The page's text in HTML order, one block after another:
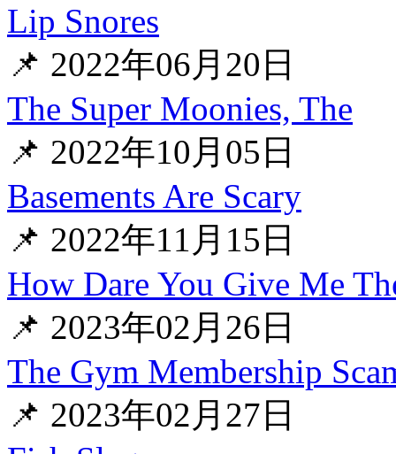
Lip Snores
📌 2022年06月20日
The Super Moonies, The
📌 2022年10月05日
Basements Are Scary
📌 2022年11月15日
How Dare You Give Me
📌 2023年02月26日
The Gym Membership
📌 2023年02月27日